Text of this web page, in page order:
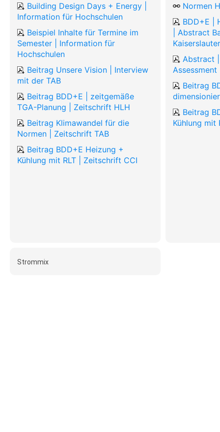
Building Design Days + Energy |
Information für Hochschulen
Beispiel Inhalte für Termine im
Semester | Information für
Hochschulen
Beitrag Unsere Vision | Interview
mit der TAB
Beitrag BDD+E | zeitgemäße
TGA-Planung | Zeitschrift HLH
Beitrag Klimawandel für die
Normen | Zeitschrift TAB
Beitrag BDD+E Heizung +
Kühlung mit RLT | Zeitschrift CCI
Normen
BDD+E |
| Abstract
Abstract
Beitrag
Beitrag
Kühlung mit
Strommix